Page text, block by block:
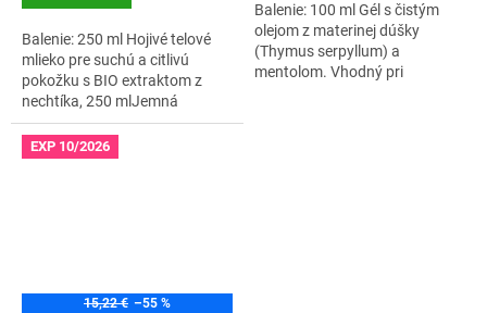
Balenie: 250 ml Hojivé telové
mlieko pre suchú a citlivú
pokožku s BIO extraktom z
nechtíka, 250 mlJemná
starostlivost a regenerácia pre
citlivú a namáhanú pokožku.
99,46 %...
Balenie: 100 ml Gél s čistým
olejom z materinej dúšky
(Thymus serpyllum) a
mentolom. Vhodný pri
EXP 10/2026
15,22 € –55 %